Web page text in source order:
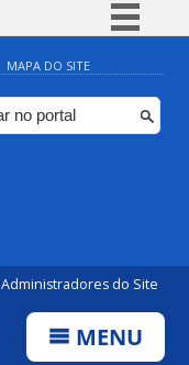
Simplifique!
Comunica BR
Participe
MAPA DO SITE
Administradores do Site
MENU